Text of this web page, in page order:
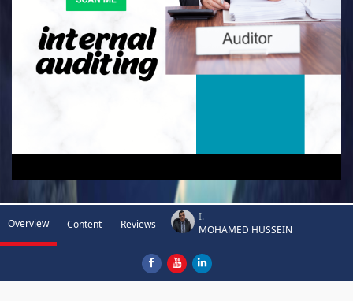
Overview Content Reviews
I.-
MOHAMED HUSSEIN